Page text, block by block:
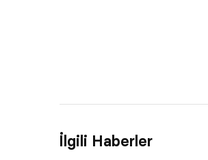
İlgili Haberler